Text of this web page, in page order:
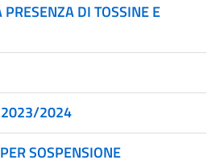
DI TOSSINE E
2024
SOSPENSIONE